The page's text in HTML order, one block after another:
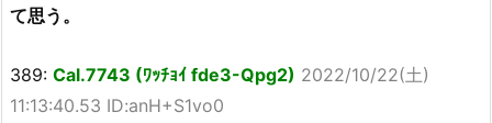
て思う。
389: Cal.7743 (ﾜｯﾁｮｲ fde3-Qpg2) 2022/10/22(土)
11:13:40.53 ID:anH+S1vo0